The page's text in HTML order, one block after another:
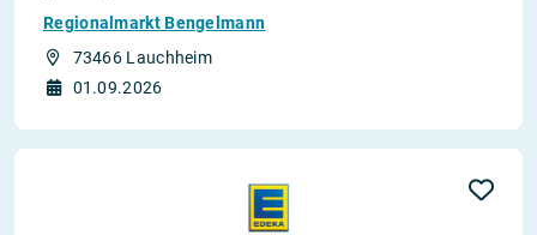
Regionalmarkt Bengelmann
73466 Lauchheim
01.09.2026